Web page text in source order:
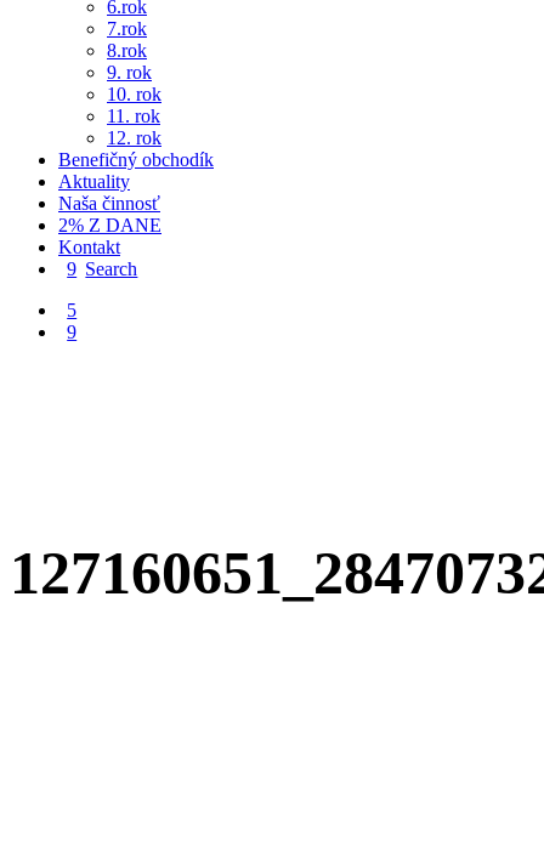
6.rok
7.rok
8.rok
9. rok
10. rok
11. rok
12. rok
Benefičný obchodík
Aktuality
Naša činnosť
2% Z DANE
Kontakt
Search